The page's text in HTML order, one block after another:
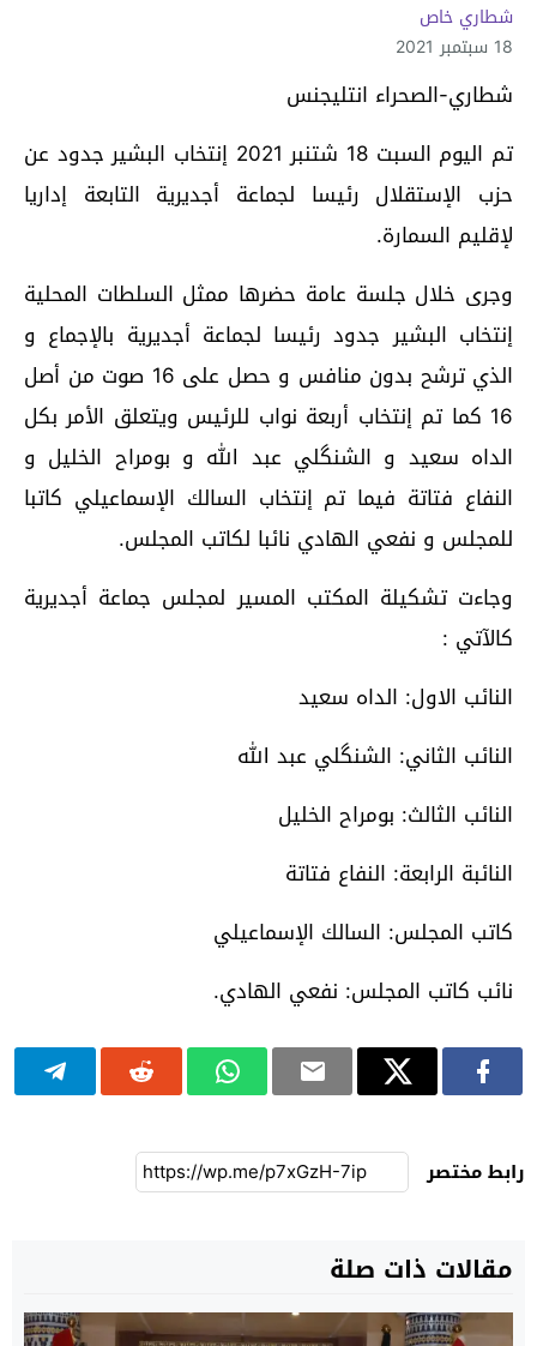
شطاري خاص
18 سبتمبر 2021
شطاري-الصحراء انتليجنس
تم اليوم السبت 18 شتنبر 2021 إنتخاب البشير جدود عن
حزب الإستقلال رئيسا لجماعة أجديرية التابعة إداريا
لإقليم السمارة.
وجرى خلال جلسة عامة حضرها ممثل السلطات المحلية
إنتخاب البشير جدود رئيسا لجماعة أجديرية بالإجماع و
الذي ترشح بدون منافس و حصل على 16 صوت من أصل
16 كما تم إنتخاب أربعة نواب للرئيس ويتعلق الأمر بكل
الداه سعيد و الشنگلي عبد الله و بومراح الخليل و
النفاع فتاتة فيما تم إنتخاب السالك الإسماعيلي كاتبا
للمجلس و نفعي الهادي نائبا لكاتب المجلس.
وجاءت تشكيلة المكتب المسير لمجلس جماعة أجديرية
كالآتي :
النائب الاول: الداه سعيد
النائب الثاني: الشنگلي عبد الله
النائب الثالث: بومراح الخليل
النائبة الرابعة: النفاع فتاتة
كاتب المجلس: السالك الإسماعيلي
نائب كاتب المجلس: نفعي الهادي.
رابط مختصر
مقالات ذات صلة